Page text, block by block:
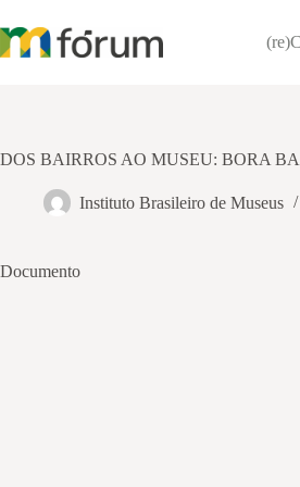
para
o
DOS BAIRROS AO MUSEU: BORA
Instituto Brasileiro de Museus
Documento